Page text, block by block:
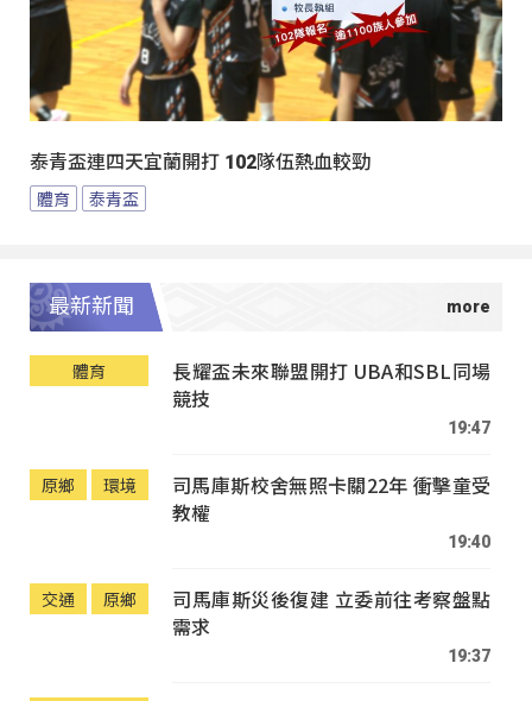
泰青盃連四天宜蘭開打 102隊伍熱血較勁
體育 泰青盃
最新新聞
體育
長耀盃未來聯盟開打 UBA和SBL同場
競技
19:47
原鄉 環境
司馬庫斯校舍無照卡關22年 衝擊童受
教權
19:40
交通 原鄉
司馬庫斯災後復建 立委前往考察盤點
需求
19:37